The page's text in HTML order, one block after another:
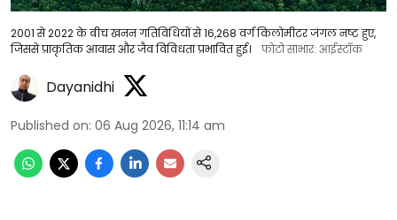
2001 से 2022 के बीच खनन गतिविधियों से 16,268 वर्ग किलोमीटर जंगल नष्ट हुए,
जिससे प्राकृतिक आवास और जैव विविधता प्रभावित हुई।
फोटो साभार: आईस्टॉक
Dayanidhi
Published on: 06 Aug 2026, 11:14 am